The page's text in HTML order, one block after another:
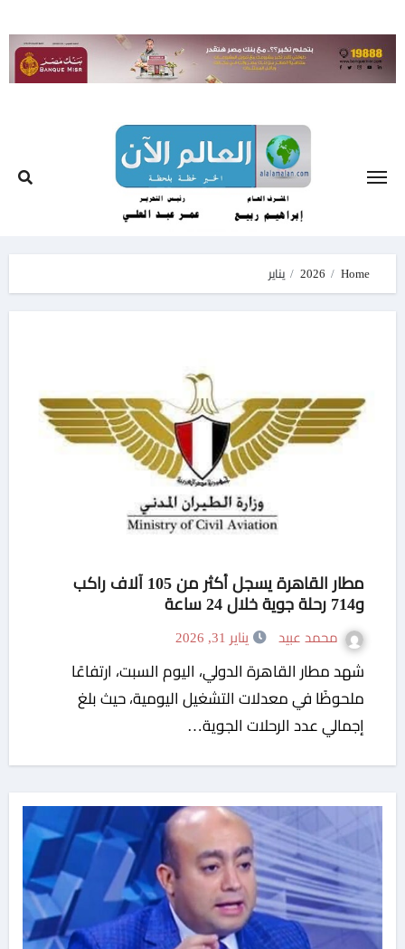
to
content
Home
2026 يناير
مطار القاهرة يسجل أكثر من 105 آلاف راكب
و714 رحلة جوية خلال 24 ساعة
محمد عبيد يناير 31, 2026
شهد مطار القاهرة الدولي، اليوم السبت، ارتفاعًا
ملحوظًا في معدلات التشغيل اليومية، حيث بلغ
إجمالي عدد الرحلات الجوية…